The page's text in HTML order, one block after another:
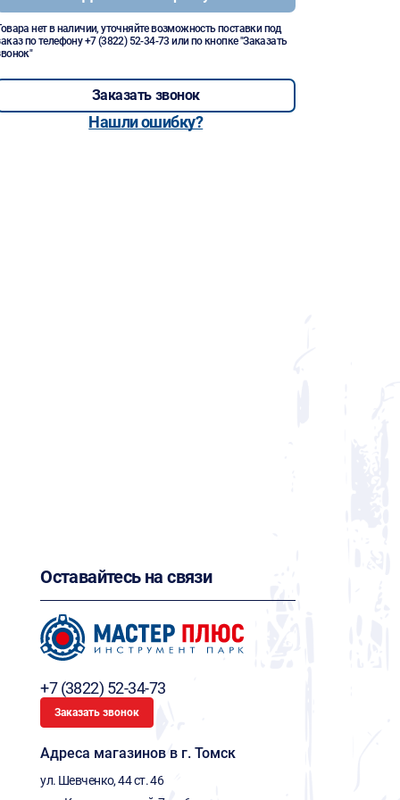
нет в наличии, уточняйте возможность поставки под
по телефону+7 (3822) 52-34-73 или по кнопке "Заказать
Заказать звонок
Нашли ошибку?
Оставайтесь на связи
+7 (3822) 52-34-73
Заказать звонок
Адреса магазинов в г. Томск
ул. Шевченко, 44 ст. 46